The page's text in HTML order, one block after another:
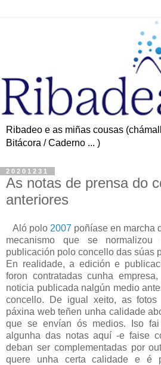
Ribadeo e as miñas cousas
Bitácora / Caderno ... )
20201231
As notas de prensa do
anteriores
Aló polo 2007 poñíase en marcha
mecanismo que se
publicación polo concello das súas
En realidade, a edición e
foron contratadas cunha
noticia publicada nalgún medio
concello. De igual xeito, as
páxina web teñen unha calidade
que se envían ós medios. Iso
algunha das notas aquí -e faise
deban ser complementadas por
quere unha certa calidade e é